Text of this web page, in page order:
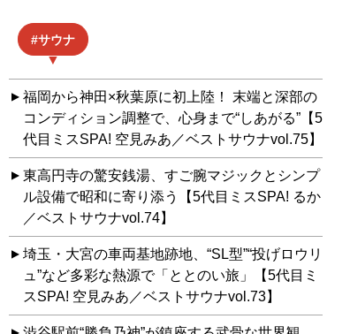
サウナ
福岡から神田×秋葉原に初上陸！ 末端と深部の
コンディション調整で、心身まで“しあがる”【5
代目ミスSPA! 空見みあ／ベストサウナvol.75】
東高円寺の驚安銭湯、すご腕マジックとシンプ
ル設備で昭和に寄り添う【5代目ミスSPA! るか
／ベストサウナvol.74】
埼玉・大宮の車両基地跡地、“SL型”“投げロウリ
ュ”など多彩な熱源で「ととのい旅」【5代目ミ
スSPA! 空見みあ／ベストサウナvol.73】